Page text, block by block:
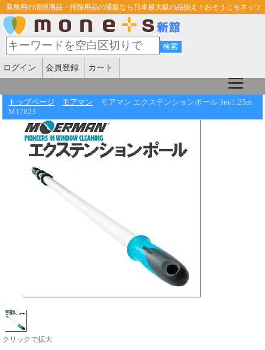
業務用の清掃用品・掃除用品の通販なら日本最大級の品揃え！おそうじモネッツ
ログイン 会員登録 カート
トップページ モアマン
モアマン エクステンションポール 3m/1.25m
M17823
クリックで拡大